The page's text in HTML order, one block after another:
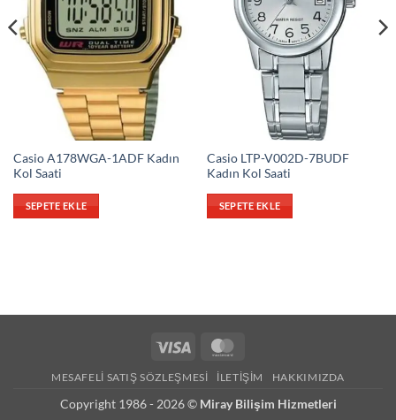
Casio A178WGA-1ADF Kadın
Kol Saati
SEPETE EKLE
Casio LTP-V002D-7BUDF
Kadın Kol Saati
SEPETE EKLE
Visa
MESAFELI SATIŞ SÖZLEŞMESI İLETIŞIM HAKKIMIZDA
Copyright 1986 - 2026 © Miray Bilişim Hizmetleri